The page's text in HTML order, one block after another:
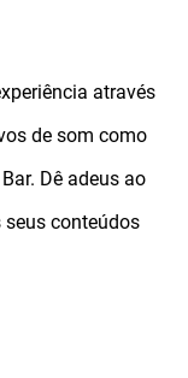
através
de som como
Dê adeus ao
conteúdos